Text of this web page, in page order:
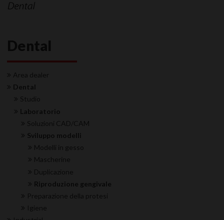
Dental
Area dealer
Dental
Studio
Laboratorio
Soluzioni CAD/CAM
Sviluppo modelli
Modelli in gesso
Mascherine
Duplicazione
Riproduzione gengivale
Preparazione della protesi
Igiene